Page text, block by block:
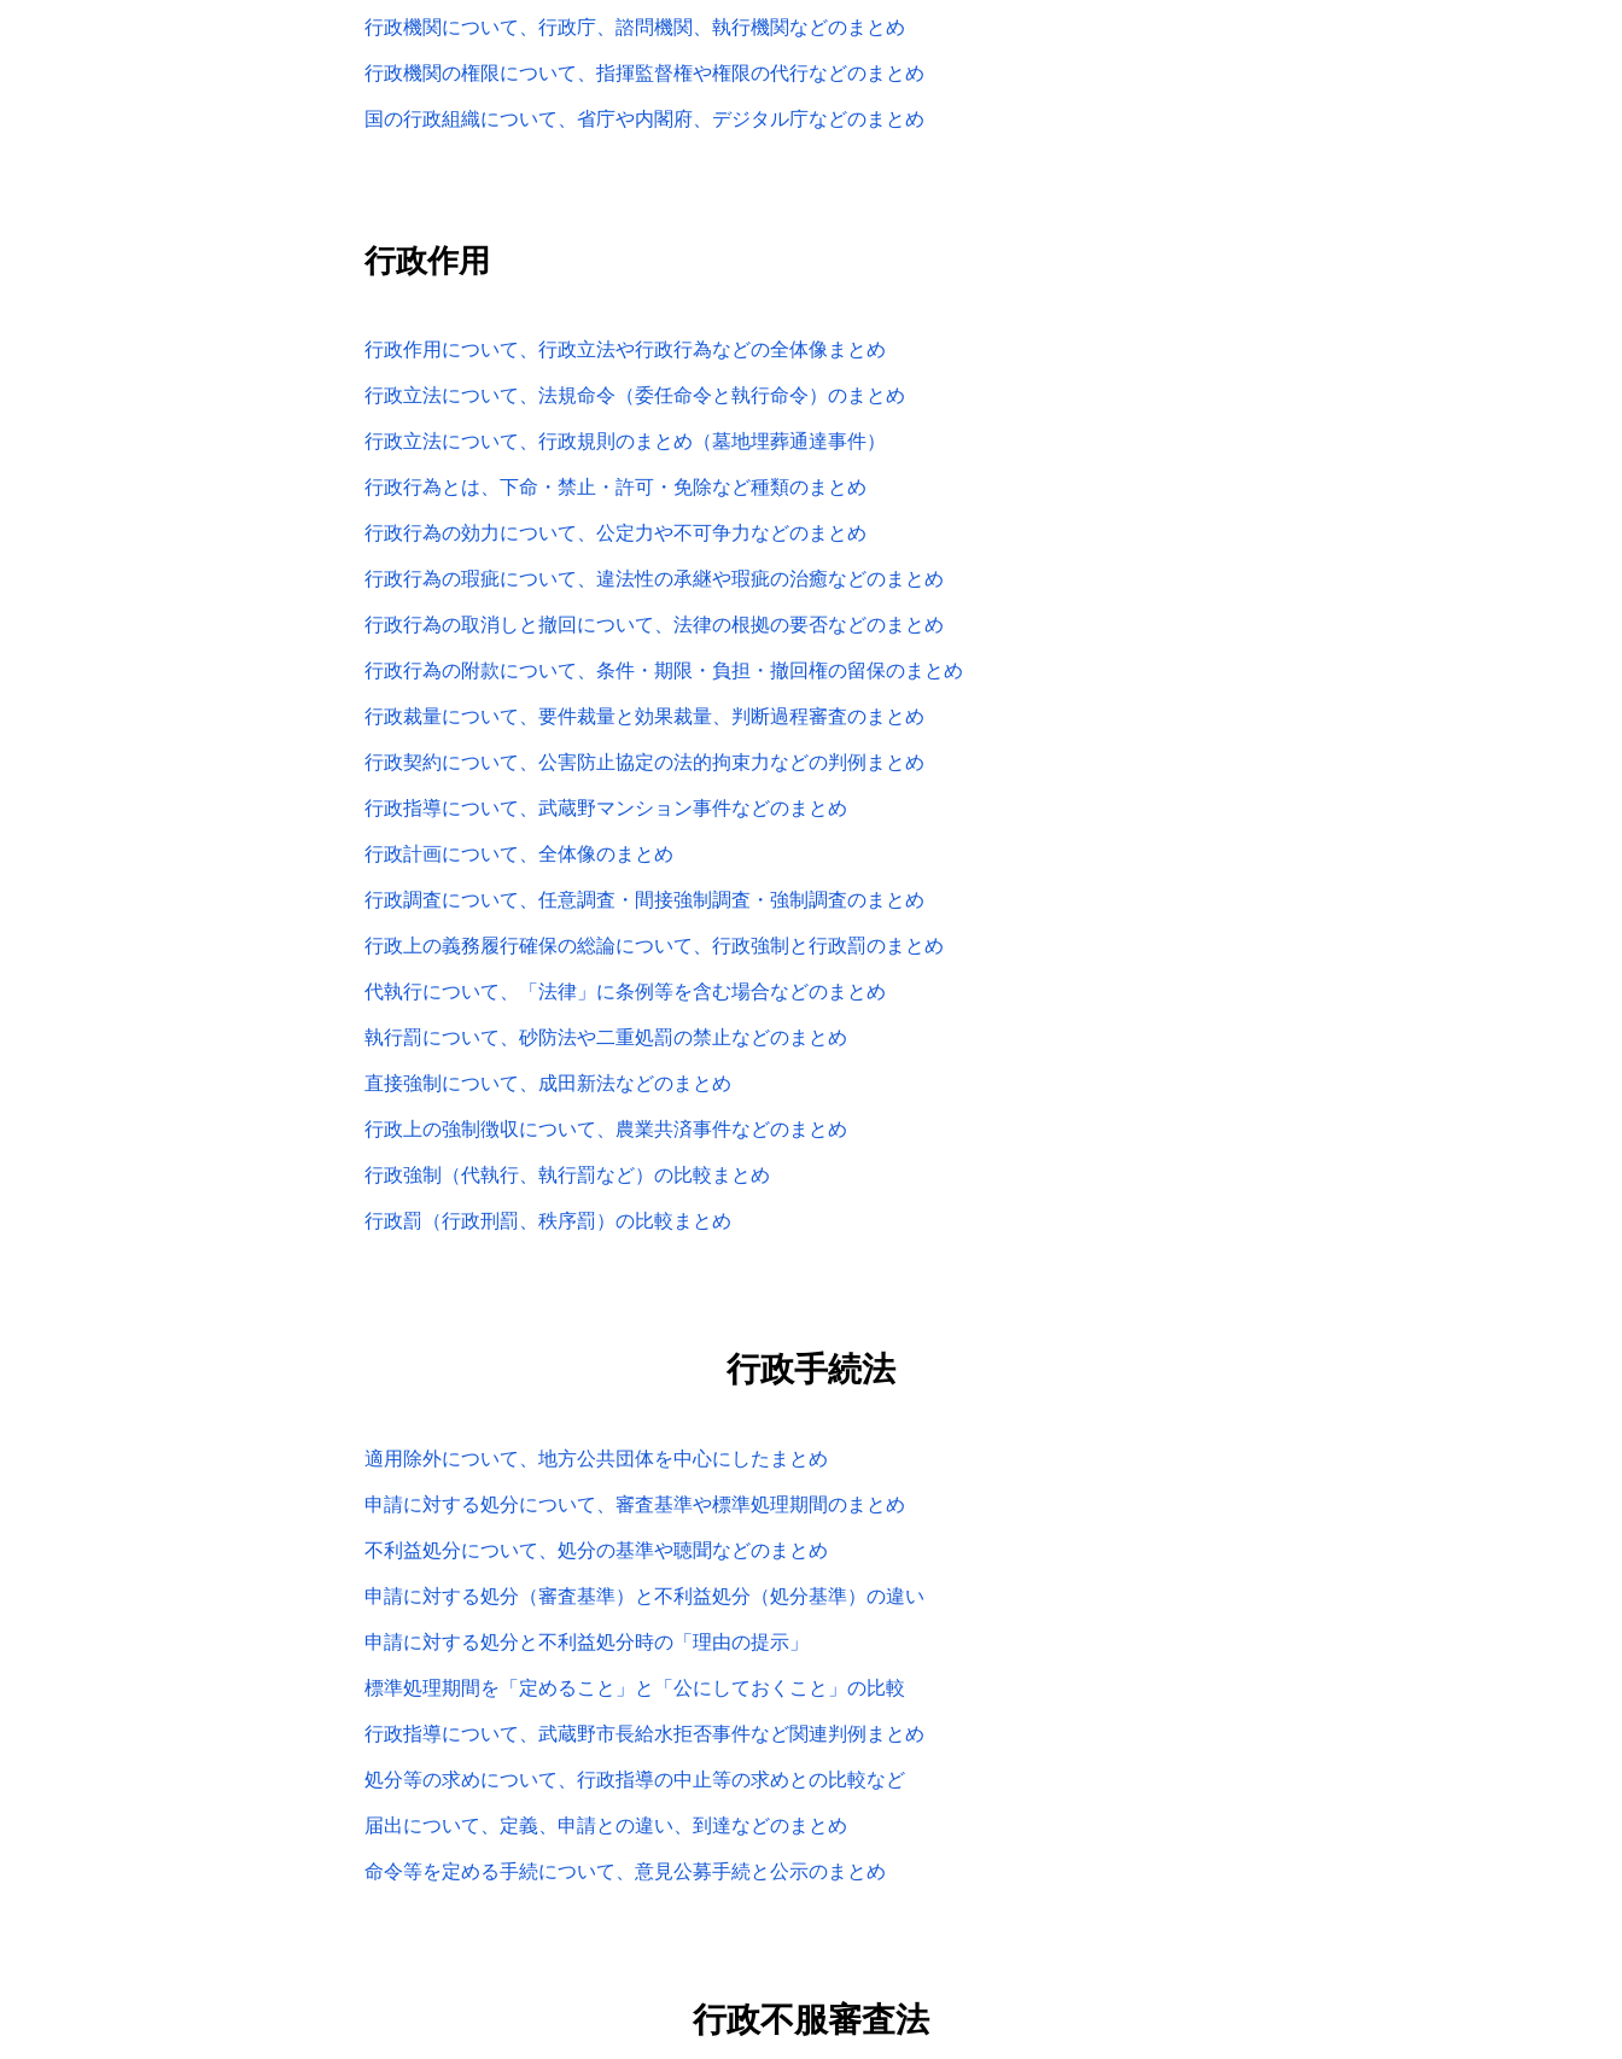
行政機関について、行政庁、諮問機関、執行機関などのまとめ
行政機関の権限について、指揮監督権や権限の代行などのまとめ
国の行政組織について、省庁や内閣府、デジタル庁などのまとめ
行政作用
行政作用について、行政立法や行政行為などの全体像まとめ
行政立法について、法規命令（委任命令と執行命令）のまとめ
行政立法について、行政規則のまとめ（墓地埋葬通達事件）
行政行為とは、下命・禁止・許可・免除など種類のまとめ
行政行為の効力について、公定力や不可争力などのまとめ
行政行為の瑕疵について、違法性の承継や瑕疵の治癒などのまとめ
行政行為の取消しと撤回について、法律の根拠の要否などのまとめ
行政行為の附款について、条件・期限・負担・撤回権の留保のまとめ
行政裁量について、要件裁量と効果裁量、判断過程審査のまとめ
行政契約について、公害防止協定の法的拘束力などの判例まとめ
行政指導について、武蔵野マンション事件などのまとめ
行政計画について、全体像のまとめ
行政調査について、任意調査・間接強制調査・強制調査のまとめ
行政上の義務履行確保の総論について、行政強制と行政罰のまとめ
代執行について、「法律」に条例等を含む場合などのまとめ
執行罰について、砂防法や二重処罰の禁止などのまとめ
直接強制について、成田新法などのまとめ
行政上の強制徴収について、農業共済事件などのまとめ
行政強制（代執行、執行罰など）の比較まとめ
行政罰（行政刑罰、秩序罰）の比較まとめ
行政手続法
適用除外について、地方公共団体を中心にしたまとめ
申請に対する処分について、審査基準や標準処理期間のまとめ
不利益処分について、処分の基準や聴聞などのまとめ
申請に対する処分（審査基準）と不利益処分（処分基準）の違い
申請に対する処分と不利益処分時の「理由の提示」
標準処理期間を「定めること」と「公にしておくこと」の比較
行政指導について、武蔵野市長給水拒否事件など関連判例まとめ
処分等の求めについて、行政指導の中止等の求めとの比較など
届出について、定義、申請との違い、到達などのまとめ
命令等を定める手続について、意見公募手続と公示のまとめ
行政不服審査法